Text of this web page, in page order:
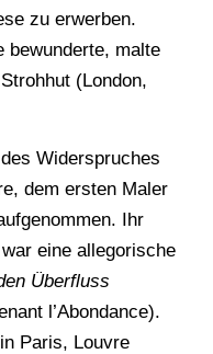
zu erwerben.
bewunderte, malte
(London,
Widerspruches
dem ersten Maler
Ihr
eine allegorische
Überfluss
l’Abondance).
Paris, Louvre